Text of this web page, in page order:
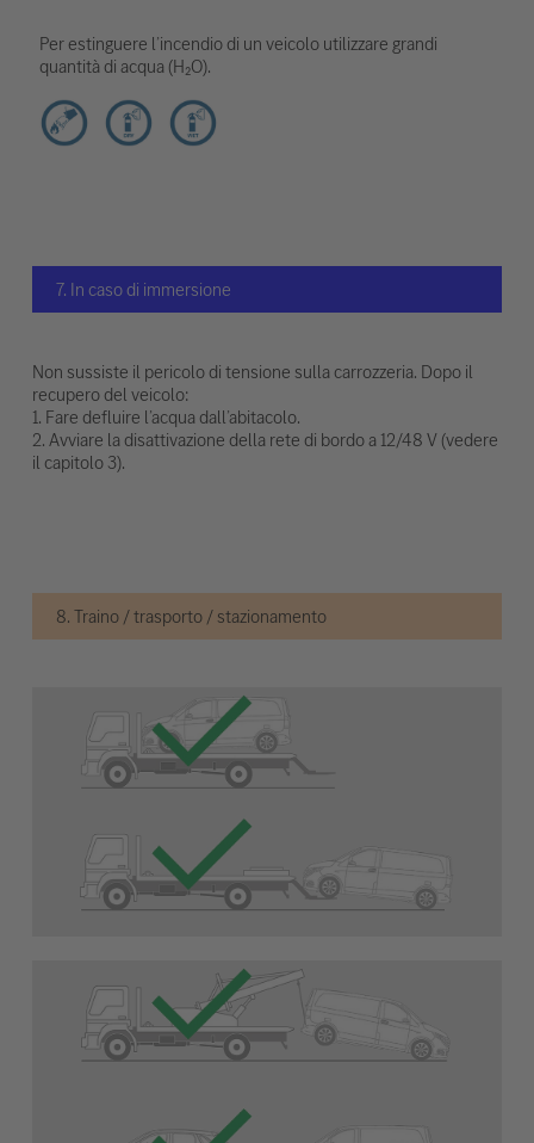
Per estinguere l’incendio di un veicolo utilizzare grandi
quantità di acqua (H₂O).
7. In caso di immersione
Non sussiste il pericolo di tensione sulla carrozzeria. Dopo il
recupero del veicolo:
1. Fare defluire l’acqua dall’abitacolo.
2. Avviare la disattivazione della rete di bordo a 12/48 V (vedere
il capitolo 3).
8. Traino / trasporto / stazionamento